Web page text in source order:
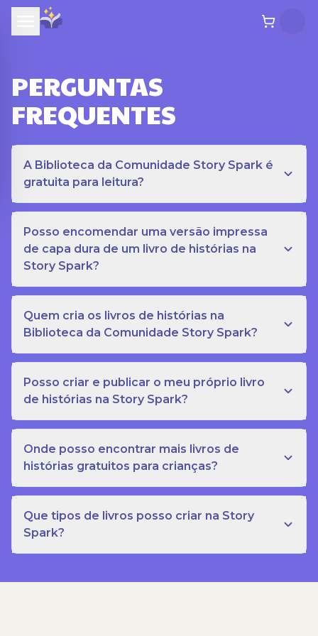
PERGUNTAS
FREQUENTES
A Biblioteca da Comunidade Story Spark é
gratuita para leitura?
Posso encomendar uma versão impressa
de capa dura de um livro de histórias na
Story Spark?
Quem cria os livros de histórias na
Biblioteca da Comunidade Story Spark?
Posso criar e publicar o meu próprio livro
de histórias na Story Spark?
Onde posso encontrar mais livros de
histórias gratuitos para crianças?
Que tipos de livros posso criar na Story
Spark?